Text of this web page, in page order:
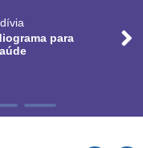
para